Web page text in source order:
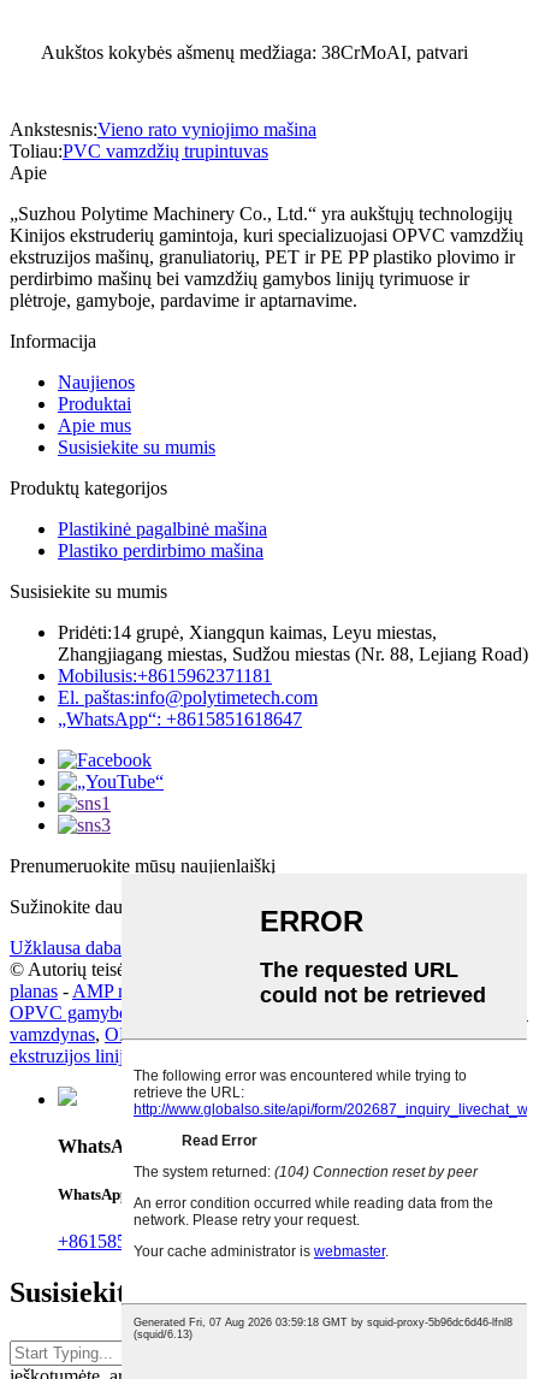
Aukštos kokybės ašmenų medžiaga: 38CrMoAI, patvari
Ankstesnis:Vieno rato vyniojimo mašina
Toliau:PVC vamzdžių trupintuvas
Apie
„Suzhou Polytime Machinery Co., Ltd.“ yra aukštųjų technologijų
Kinijos ekstruderių gamintoja, kuri specializuojasi OPVC vamzdžių
ekstruzijos mašinų, granuliatorių, PET ir PE PP plastiko plovimo ir
perdirbimo mašinų bei vamzdžių gamybos linijų tyrimuose ir
plėtroje, gamyboje, pardavime ir aptarnavime.
Informacija
Naujienos
Produktai
Apie mus
Susisiekite su mumis
Produktų kategorijos
Plastikinė pagalbinė mašina
Plastiko perdirbimo mašina
Susisiekite su mumis
Pridėti:14 grupė, Xiangqun kaimas, Leyu miestas,
Zhangjiagang miestas, Sudžou miestas (Nr. 88, Lejiang Road)
Mobilusis:+8615962371181
El. paštas:info@polytimetech.com
„WhatsApp“: +8615851618647
Prenumeruokite mūsų naujienlaiškį
Sužinokite daugiau apie tai, ką norite sužinoti
Užklausa dabar
© Autorių teisės - 2019–2025: Visos teisės saugomos. Svetainės
planas - AMP mobilusis
OPVC gamybos mašina
vamzdynas, OPVC vamzdžių gamybos linija,OPVC vamzdžių
ekstruzijos linija
WhatsApp
WhatsApp
+8615851618647
Susisiekite su mumis